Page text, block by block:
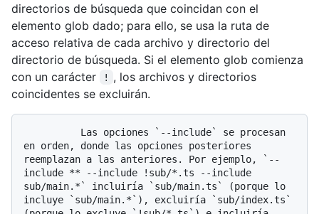
directorios de búsqueda que coincidan con el
elemento glob dado; para ello, se usa la ruta de
acceso relativa de cada archivo y directorio del
directorio de búsqueda. Si el elemento glob comienza
con un carácter
!
, los archivos y directorios
coincidentes se excluirán.
en orden, donde las opciones posteriores
reemplazan a las anteriores. Por ejemplo, `--
include ** --include !sub/*.ts --include
sub/main.*` incluiría `sub/main.ts` (porque lo
incluye `sub/main.*`), excluiría `sub/index.ts`